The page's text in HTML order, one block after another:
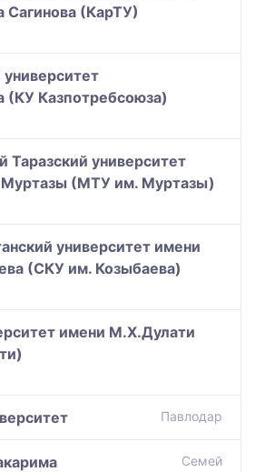
Сагинова (КарТУ)
университет
(КУ Казпотребсоюза)
университет
(МТУ им. Муртазы)
университет имени
(СКУ им. Козыбаева)
имени М.Х.Дулати
Павлодар
Семей